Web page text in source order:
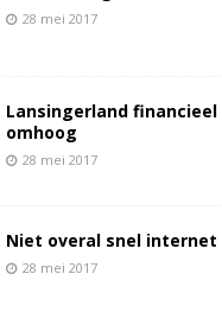
28 mei 2017
Lansingerland
omhoog
28 mei 2017
Niet overal snel internet
28 mei 2017